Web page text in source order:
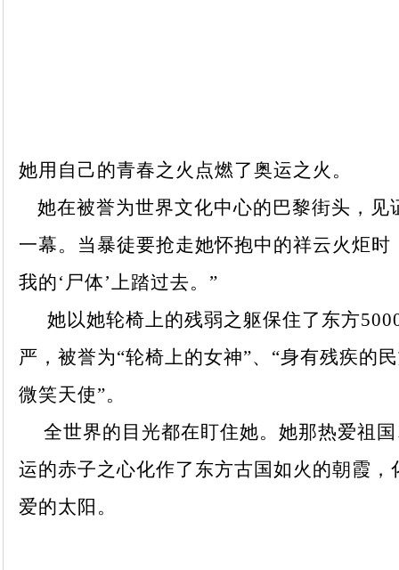
她用自己的青春之火点燃了奥运之火。
她在被誉为世界文化中心的巴黎街头，见
一幕。当暴徒要抢走她怀抱中的祥云火炬时
我的‘尸体’上踏过去。”
她以她轮椅上的残弱之躯保住了东方
严，被誉为“轮椅上的女神”、“身有残疾的
微笑天使”。
全世界的目光都在盯住她。她那热爱祖
运的赤子之心化作了东方古国如火的朝霞，
爱的太阳。